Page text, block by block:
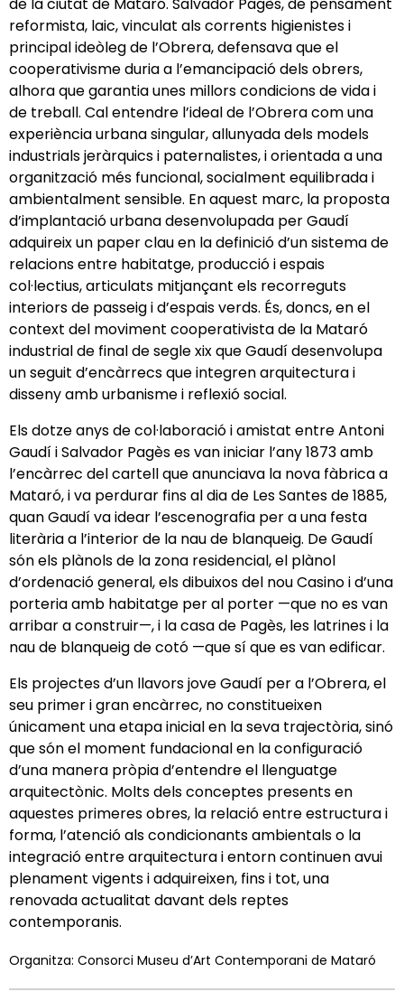
de la ciutat de Mataró. Salvador Pagès, de pensament
reformista, laic, vinculat als corrents higienistes i
principal ideòleg de l’Obrera, defensava que el
cooperativisme duria a l’emancipació dels obrers,
alhora que garantia unes millors condicions de vida i
de treball. Cal entendre l’ideal de l’Obrera com una
experiència urbana singular, allunyada dels models
industrials jeràrquics i paternalistes, i orientada a una
organització més funcional, socialment equilibrada i
ambientalment sensible. En aquest marc, la proposta
d’implantació urbana desenvolupada per Gaudí
adquireix un paper clau en la definició d’un sistema de
relacions entre habitatge, producció i espais
col·lectius, articulats mitjançant els recorreguts
interiors de passeig i d’espais verds. És, doncs, en el
context del moviment cooperativista de la Mataró
industrial de final de segle xix que Gaudí desenvolupa
un seguit d’encàrrecs que integren arquitectura i
disseny amb urbanisme i reflexió social.
Els dotze anys de col·laboració i amistat entre Antoni
Gaudí i Salvador Pagès es van iniciar l’any 1873 amb
l’encàrrec del cartell que anunciava la nova fàbrica a
Mataró, i va perdurar fins al dia de Les Santes de 1885,
quan Gaudí va idear l’escenografia per a una festa
literària a l’interior de la nau de blanqueig. De Gaudí
són els plànols de la zona residencial, el plànol
d’ordenació general, els dibuixos del nou Casino i d’una
porteria amb habitatge per al porter —que no es van
arribar a construir—, i la casa de Pagès, les latrines i la
nau de blanqueig de cotó —que sí que es van edificar.
Els projectes d’un llavors jove Gaudí per a l’Obrera, el
seu primer i gran encàrrec, no constitueixen
únicament una etapa inicial en la seva trajectòria, sinó
que són el moment fundacional en la configuració
d’una manera pròpia d’entendre el llenguatge
arquitectònic. Molts dels conceptes presents en
aquestes primeres obres, la relació entre estructura i
forma, l’atenció als condicionants ambientals o la
integració entre arquitectura i entorn continuen avui
plenament vigents i adquireixen, fins i tot, una
renovada actualitat davant dels reptes
contemporanis.
Organitza: Consorci Museu d’Art Contemporani de Mataró